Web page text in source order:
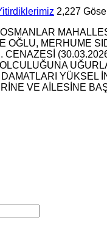
2,227
OĞLU, MERHUME
CENAZESİ
VE AİLESİNE